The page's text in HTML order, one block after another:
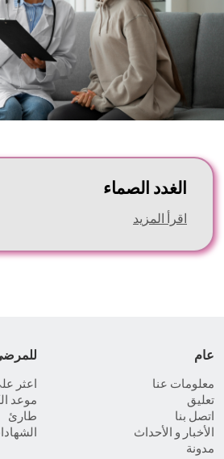
الغدد الصماء
اقرأ المزيد
عام
معلومات عنا
تعليق
اتصل بنا
الأخبار و الأحداث
مدونة
اعثر
موعد
طارئ